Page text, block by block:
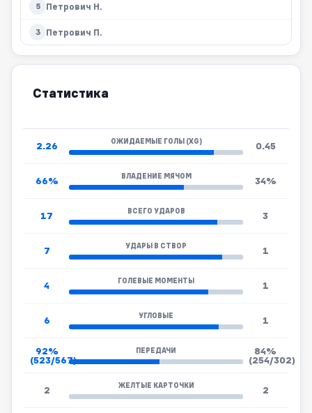
5 Петрович Н.
3 Петрович П.
Статистика
2.26 ОЖИДАЕМЫЕ ГОЛЫ (XG) 0.45
66% ВЛАДЕНИЕ МЯЧОМ 34%
17 ВСЕГО УДАРОВ 3
7 УДАРЫ В СТВОР 1
4 ГОЛЕВЫЕ МОМЕНТЫ 1
6 УГЛОВЫЕ 1
92%
(523/567)
ПЕРЕДАЧИ
84%
(254/302)
2 ЖЕЛТЫЕ КАРТОЧКИ 2